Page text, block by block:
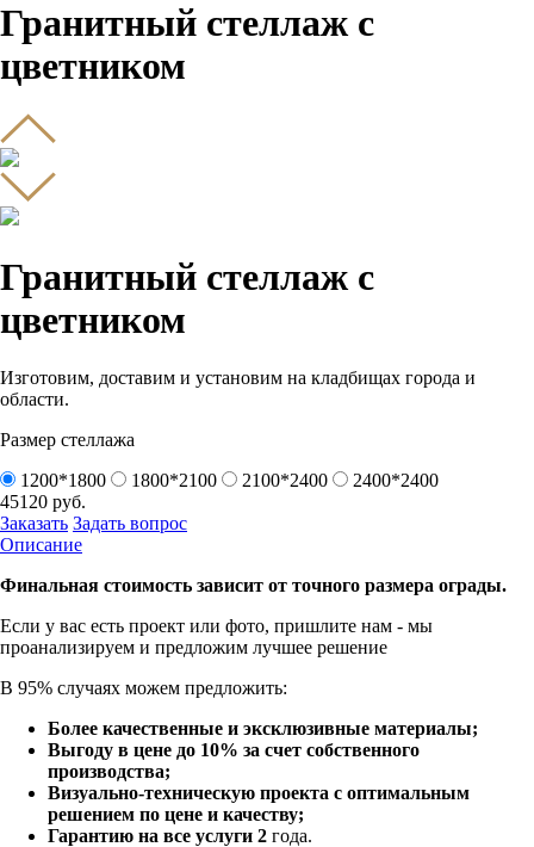
Гранитный стеллаж с
цветником
Гранитный стеллаж с
цветником
Изготовим, доставим и установим на кладбищах города и
области.
Размер стеллажа
1200*1800
1800*2100 2100*2400
2400*2400
45120 руб.
Заказать Задать вопрос
Описание
Финальная стоимость зависит от точного размера ограды.
Если у вас есть проект или фото, пришлите нам - мы
проанализируем и предложим лучшее решение
В 95% случаях можем предложить:
Более качественные и эксклюзивные материалы;
Выгоду в цене до 10% за счет собственного
производства;
Визуально-техническую проекта с оптимальным
решением по цене и качеству;
Гарантию на все услуги 2 года.